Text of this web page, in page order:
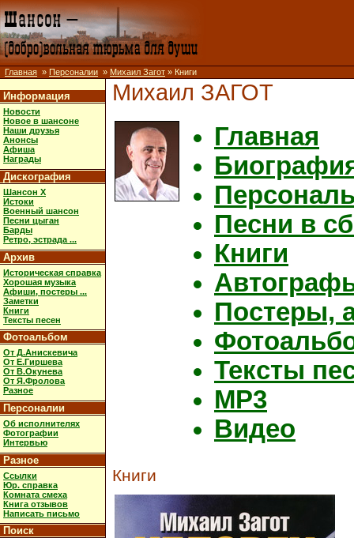
Главная » Персоналии » Михаил Загот » Книги
Информация
Новости
Новое в шансоне
Наши друзья
Анонсы
Афиша
Награды
Дискография
Шансон X
Истоки
Военный шансон
Песни цыган
Барды
Ретро, эстрада ...
Архив
Историческая справка
Хорошая музыка
Афиши, постеры ...
Заметки
Книги
Тексты песен
Фотоальбом
От Д.Анискевича
От Е.Гиршева
От В.Окунева
От Я.Фролова
Разное
Персоналии
Об исполнителях
Фотографии
Интервью
Разное
Ссылки
Юр. справка
Комната смеха
Книга отзывов
Написать письмо
Поиск
Михаил ЗАГОТ
Главная
Песни в
Книги
Постеры,
Тексты
MP3
Видео
Книги